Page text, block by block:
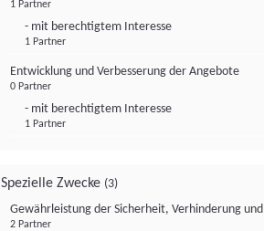
1 Partner
- mit berechtigtem Interesse
1 Partner
Entwicklung und Verbesserung der Angebote
0 Partner
- mit berechtigtem Interesse
1 Partner
Spezielle Zwecke (3)
Gewährleistung der Sicherheit, Verhinderung
2 Partner